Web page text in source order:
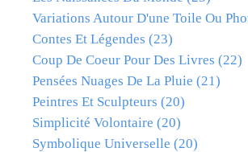
Variations Autour D'une Toile Ou
Contes Et Légendes (23)
Coup De Coeur Pour Des Livres (22)
Pensées Nuages De La Pluie (21)
Peintres Et Sculpteurs (20)
Simplicité Volontaire (20)
Symbolique Universelle (20)